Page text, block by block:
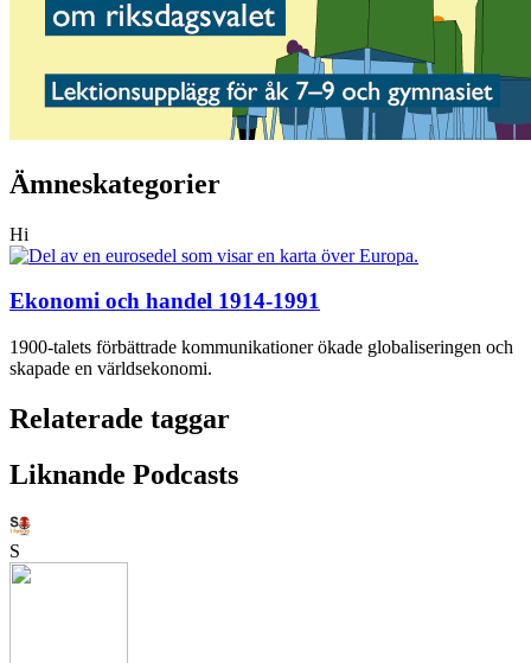
Ämneskategorier
Hi
Ekonomi och handel 1914-1991
1900-talets förbättrade kommunikationer ökade globaliseringen och
skapade en världsekonomi.
Relaterade taggar
Liknande Podcasts
S